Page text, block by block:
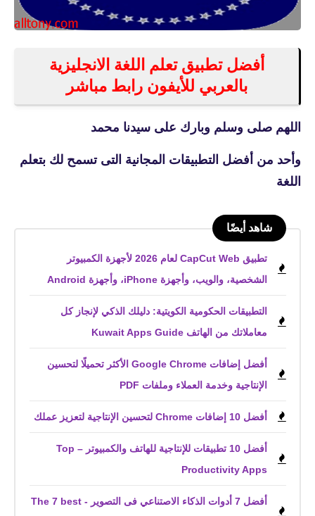
أفضل تطبيق تعلم اللغة الانجليزية
بالعربي للأيفون رابط مباشر
اللهم صلى وسلم وبارك على سيدنا محمد
وأحد من أفضل التطبيقات المجانية التى تسمح لك بتعلم
اللغة
شاهد أيضًا
تطبيق CapCut Web لعام 2026 لأجهزة الكمبيوتر
الشخصية، والويب، وأجهزة iPhone، وأجهزة Android
التطبيقات الحكومية الكويتية: دليلك الذكي لإنجاز كل
معاملاتك من الهاتف Kuwait Apps Guide
أفضل إضافات Google Chrome الأكثر تحميلًا لتحسين
الإنتاجية وخدمة العملاء وملفات PDF
أفضل 10 إضافات Chrome لتحسين الإنتاجية لتعزيز عملك
أفضل 10 تطبيقات للإنتاجية للهاتف والكمبيوتر – Top
Productivity Apps
أفضل 7 أدوات الذكاء الاصتناعي فى التصوير - The 7 best